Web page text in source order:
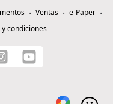
Ventas
e-Paper
condiciones